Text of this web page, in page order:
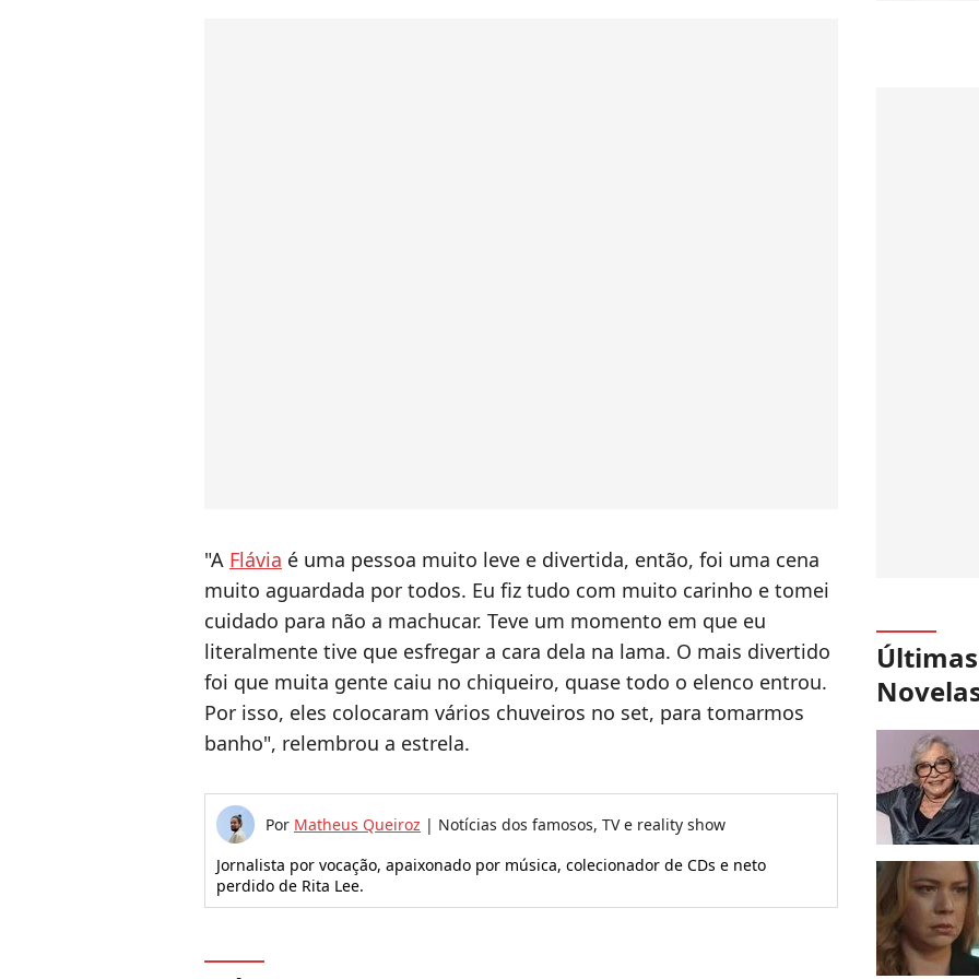
"A Flávia é uma pessoa muito leve e divertida, então, foi uma cena
muito aguardada por todos. Eu fiz tudo com muito carinho e tomei
cuidado para não a machucar. Teve um momento em que eu
literalmente tive que esfregar a cara dela na lama. O mais divertido
foi que muita gente caiu no chiqueiro, quase todo o elenco entrou.
Por isso, eles colocaram vários chuveiros no set, para tomarmos
banho", relembrou a estrela.
Por Matheus Queiroz | Notícias dos famosos, TV e reality show
Jornalista por vocação, apaixonado por música, colecionador de CDs e neto
perdido de Rita Lee.